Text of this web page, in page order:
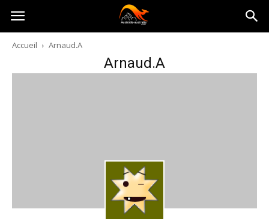
Australia-
australie.com
Accueil Arnaud.A
Arnaud.A